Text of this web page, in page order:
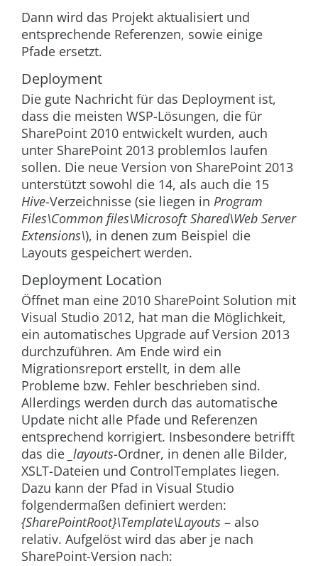
Dann wird das Projekt aktualisiert und
entsprechende Referenzen, sowie einige
Pfade ersetzt.
Deployment
Die gute Nachricht für das Deployment ist,
dass die meisten WSP-Lösungen, die für
SharePoint 2010 entwickelt wurden, auch
unter SharePoint 2013 problemlos laufen
sollen. Die neue Version von SharePoint 2013
unterstützt sowohl die 14, als auch die 15
Hive-Verzeichnisse (sie liegen in Program
Files\Common files\Microsoft Shared\Web Server
Extensions\), in denen zum Beispiel die
Layouts gespeichert werden.
Deployment Location
Öffnet man eine 2010 SharePoint Solution mit
Visual Studio 2012, hat man die Möglichkeit,
ein automatisches Upgrade auf Version 2013
durchzuführen. Am Ende wird ein
Migrationsreport erstellt, in dem alle
Probleme bzw. Fehler beschrieben sind.
Allerdings werden durch das automatische
Update nicht alle Pfade und Referenzen
entsprechend korrigiert. Insbesondere betrifft
das die _layouts-Ordner, in denen alle Bilder,
XSLT-Dateien und ControlTemplates liegen.
Dazu kann der Pfad in Visual Studio
folgendermaßen definiert werden:
{SharePointRoot}\Template\Layouts – also
relativ. Aufgelöst wird das aber je nach
SharePoint-Version nach: